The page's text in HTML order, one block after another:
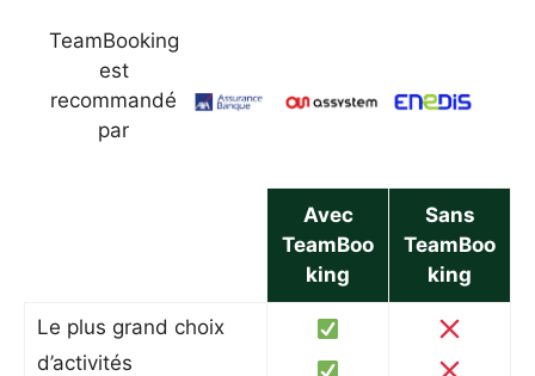
TeamBooking
est
recommandé
par
Avec
TeamBoo
king
Sans
TeamBoo
king
Le plus grand choix
d’activités